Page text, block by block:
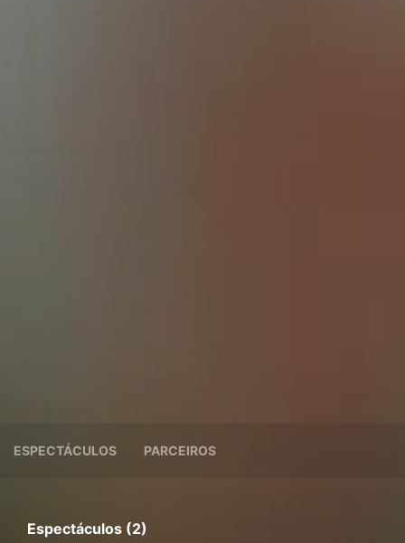
ESPECTÁCULOS PARCEIROS
Espectáculos (2)